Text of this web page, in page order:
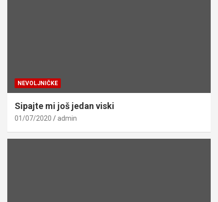
NEVOLJNIČKE
Sipajte mi još jedan viski
01/07/2020 admin